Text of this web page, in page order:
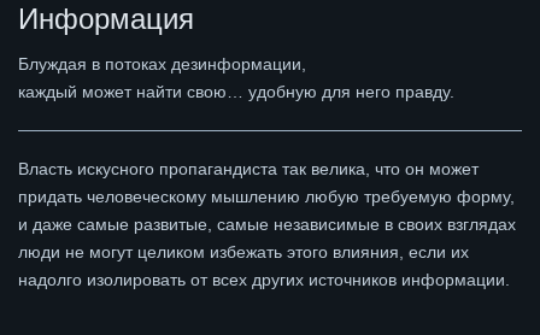
Информация
Блуждая в потоках дезинформации,
каждый может найти свою… удобную для него правду.
Власть искусного пропагандиста так велика, что он может
придать человеческому мышлению любую требуемую форму,
и даже самые развитые, самые независимые в своих взглядах
люди не могут целиком избежать этого влияния, если их
надолго изолировать от всех других источников информации.